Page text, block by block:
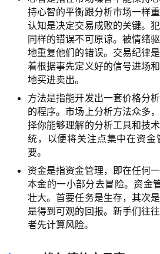
持心智的平衡跟分析市场一样
认知是决定交易成败的关键。
同样的错误不可原谅。被情绪
地重复他们的错误。交易纪律
着根据事先定义好的信号进场
地买进卖出。
方法是指能开发出一套价格分
的程序。市场上分析方法众多
择你能够理解的分析工具和技
统，以便将关注点集中在资
要。
资金是指资金管理，即在任何
本金的一小部分去冒险。资金
壮大。首要任务是生存，其次
是得到可观的回报。新手们往
者先计算风险。